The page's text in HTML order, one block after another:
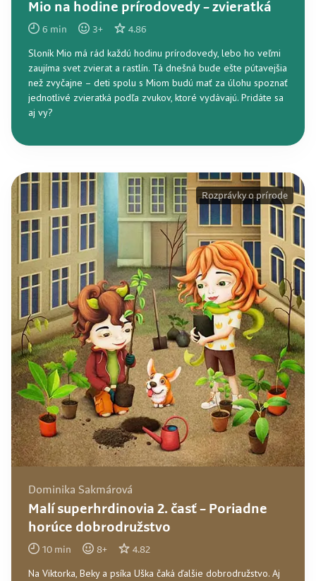
Mio na hodine prírodovedy – zvieratká
6 min 3+ 4.86
Sloník Mio má rád každú hodinu prírodovedy, lebo ho veľmi
zaujíma svet zvierat a rastlín. Tá dnešná bude ešte pútavejšia
než zvyčajne – deti spolu s Miom budú mať za úlohu spoznať
jednotlivé zvieratká podľa zvukov, ktoré vydávajú. Pridáte sa
aj vy?
Dominika Sakmárová
Malí superhrdinovia 2. časť – Poriadne
horúce dobrodružstvo
10 min 8+ 4.82
Na Viktorka, Beky a psíka Uška čaká ďalšie dobrodružstvo. Aj
Rozprávky o prírode